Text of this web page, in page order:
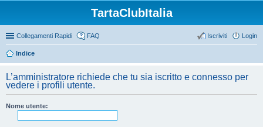
TartaClubItalia
Collegamenti Rapidi FAQ Login
Iscriviti
Indice
L’amministratore richiede che tu sia iscritto e connesso per
vedere i profili utente.
Nome utente: